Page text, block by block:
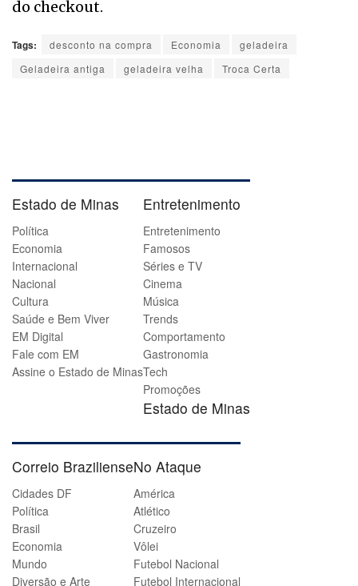
do checkout.
Tags: desconto na compra Economia
geladeira
Geladeira antiga
geladeira velha Troca Certa
Estado de Minas
Política
Economia
Internacional
Nacional
Cultura
Saúde e Bem Viver
EM Digital
Fale com EM
Assine o Estado de Minas
Entretenimento
Entretenimento
Famosos
Séries e TV
Cinema
Música
Trends
Comportamento
Gastronomia
Tech
Promoções
Estado de Minas
Correio Braziliense
Cidades DF
Política
Brasil
Economia
Mundo
Diversão e Arte
No Ataque
América
Atlético
Cruzeiro
Vôlei
Futebol Nacional
Futebol Internacional